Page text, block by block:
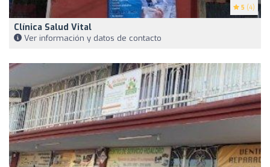
5 (4)
Clínica Salud Vital
Ver información y datos de contacto